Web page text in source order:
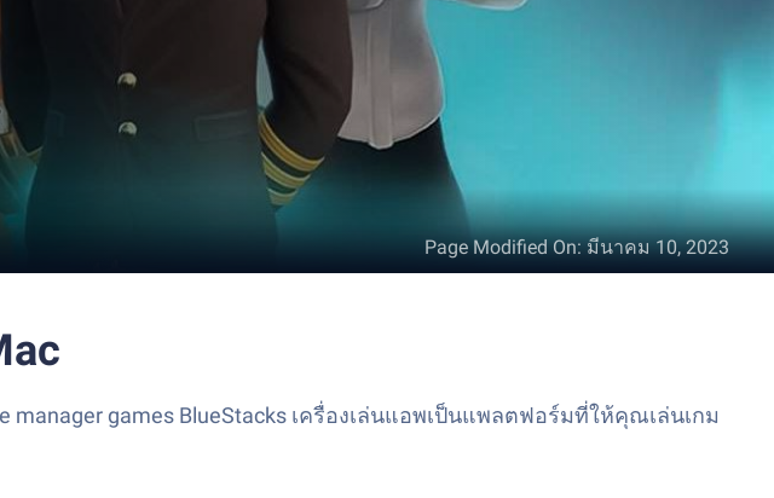
Page Modified On:มีนาคม 10, 2023
manager games BlueStacks เครื่องเล่นแอพเป็นแพลตฟอร์มที่ให้คุณเล่นเกม